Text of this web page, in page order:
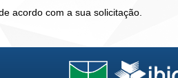
acordo com a sua solicitação.